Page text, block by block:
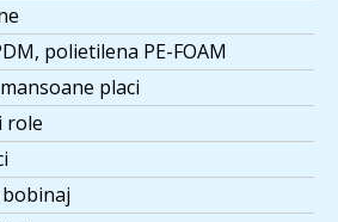
polietilena PE-FOAM
placi
role